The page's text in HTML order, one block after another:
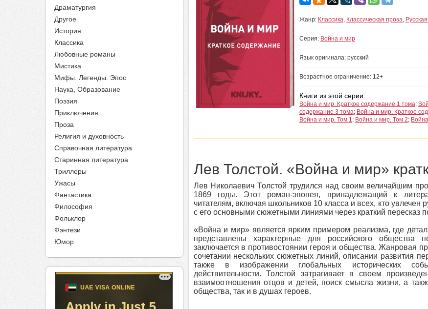
Драматургия
Другое
История
Классика
Любовные романы
Мистика
Мифы. Легенды. Эпос
Наука, Образование
Поэзия
Приключения
Проза
Религия и духовность
Справочная литература
Старинная литература
Триллеры
Ужасы
Фантастика
Философия
Фольклор
Фэнтези
Юмор
Жанр: Классика, Классическая проза,
Серия: Война и мир
Язык оригинала: русский
Возрастное ограничение: 12+
Книги из этой серии:
Война и мир. Краткое содержание 1 тома;
содержание 3 тома; Война и мир. Краткое
Война и мир. Том 1; Война и мир. Том 2;
Лев Толстой. «Война и мир»
Лев Николаевич Толстой трудился над своим величайшим
1869 годы. Этот роман-эпопея, принадлежащий к
читателям, включая школьников 10 класса и всех, кто увлечен
с его основными сюжетными линиями через краткий пересказ
«Война и мир» является ярким примером реализма, где
представлены характерные для российского общества
заключается в противостоянии героя и общества. Жанровая
сочетании нескольких сюжетных линий, описании развития
также в изображении глобальных исторических
действительности. Толстой затрагивает в своем
взаимоотношения отцов и детей, поиск смысла жизни, а
общества, так и в душах героев.